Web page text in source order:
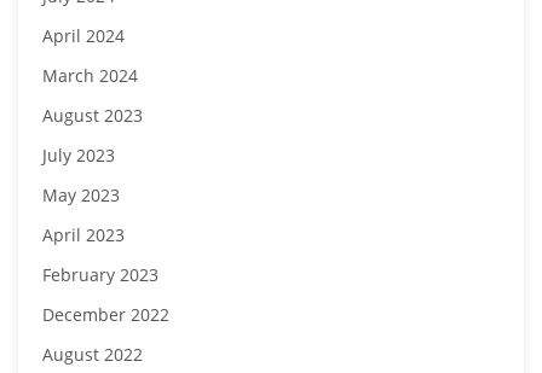
April 2024
March 2024
August 2023
July 2023
May 2023
April 2023
February 2023
December 2022
August 2022